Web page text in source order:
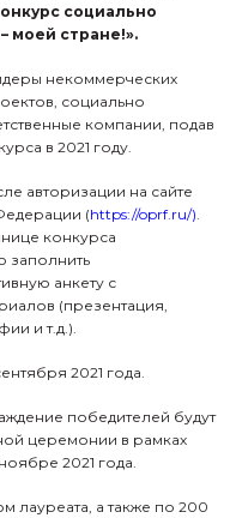
социально
моей стране!».
некоммерческих
социально
компании, подав
в 2021 году.
авторизации на сайте
(https://oprf.ru/)
конкурса
заполнить
анкету с
(презентация,
и т.д.).
2021 года.
победителей будут
церемонии в рамках
2021 года.
лауреата, а также по 200